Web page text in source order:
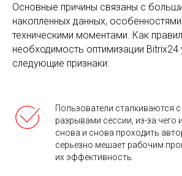
Основные причины связаны с
накопленных данных,
техническими моментами. Как
необходимость оптимизации
следующие признаки:
Пользователи сталкиваются
разрывами сессии, из-за чего
снова и снова проходить
серьезно мешает рабочим
их эффективность.